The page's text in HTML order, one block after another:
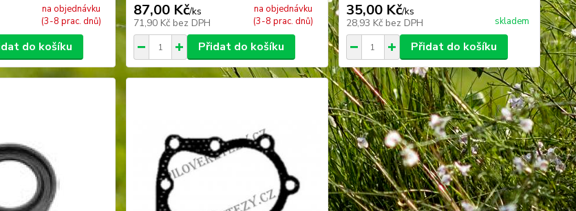
na objednávku
(3-8 prac. dnů)
do košíku
87,00 Kč/ks
71,90 Kč bez DPH
na objednávku
(3-8 prac. dnů)
Přidat do košíku
35,00 Kč/ks
28,93 Kč bez DPH skladem
Přidat do košíku